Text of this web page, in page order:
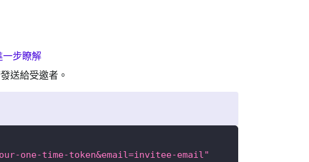
一步瞭解
送給受邀者。
one-time-token&email=invitee-email"